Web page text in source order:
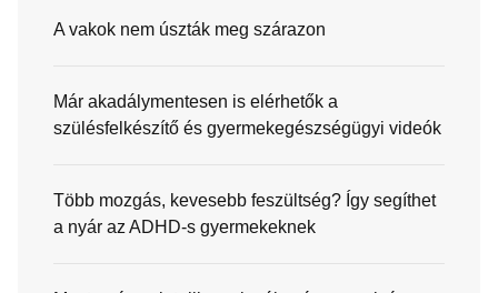
A vakok nem úszták meg szárazon
Már akadálymentesen is elérhetők a
szülésfelkészítő és gyermekegészségügyi videók
Több mozgás, kevesebb feszültség? Így segíthet
a nyár az ADHD-s gyermekeknek